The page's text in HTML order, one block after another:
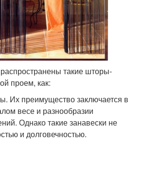
такие шторы-
проем, как:
Их преимущество заключается в
весе и разнообразии
Однако такие занавески не
и долговечностью.